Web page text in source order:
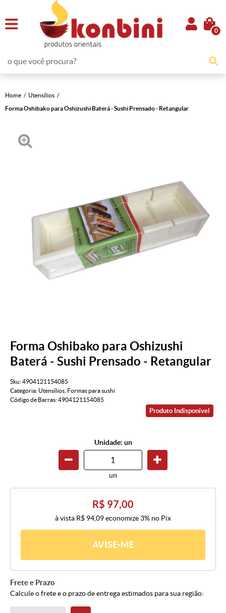
0
Home
Utensílios
Forma Oshibako para Oshizushi Baterá - Sushi Prensado - Retangular
Forma Oshibako para Oshizushi
Baterá - Sushi Prensado - Retangular
Sku:4904121154085
Categoria: Utensílios Formas para sushi
Código de Barras:4904121154085
Produto Indisponível
Unidade: un
un
R$ 97,00
à vista R$ 94,09economize 3% no Pix
AVISE-ME
Frete e Prazo
Calcule o frete e o prazo de entrega estimados para sua região: